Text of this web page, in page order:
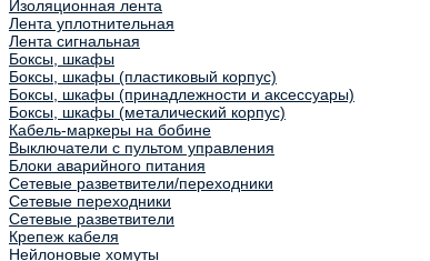
Изоляционная лента
Лента уплотнительная
Лента сигнальная
Боксы, шкафы
Боксы, шкафы (пластиковый корпус)
Боксы, шкафы (принадлежности и аксессуары)
Боксы, шкафы (металический корпус)
Кабель-маркеры на бобине
Выключатели с пультом управления
Блоки аварийного питания
Сетевые разветвители/переходники
Сетевые переходники
Сетевые разветвители
Крепеж кабеля
Нейлоновые хомуты